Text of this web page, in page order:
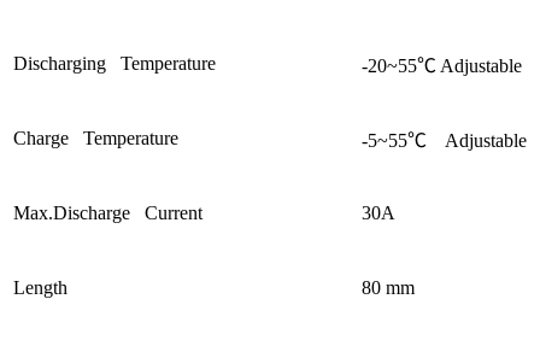
Discharging Temperature -20~55℃ Adjustable
Charge Temperature -5~55℃ Adjustable
Max.Discharge Current 30A
Length 80 mm